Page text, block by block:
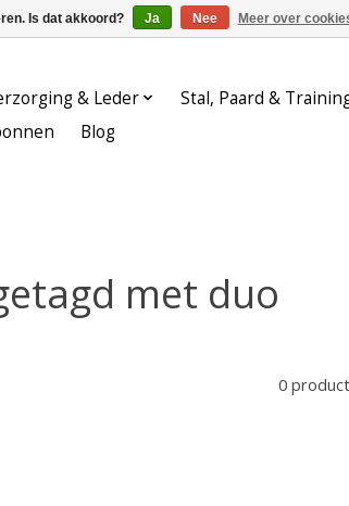
& Leder Stal, Paard &
Blog
met duo
0
Is dat akkoord? Ja Nee Meer over